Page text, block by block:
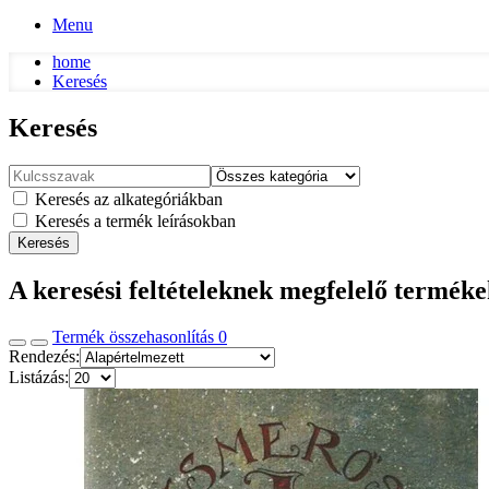
Menu
home
Keresés
Keresés
Keresés az alkategóriákban
Keresés a termék leírásokban
Keresés
A keresési feltételeknek megfelelő
Termék összehasonlítás 0
Rendezés:
Listázás: